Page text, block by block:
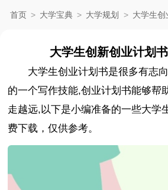
首页 > 大学宝典 > 大学规划 > 大学生创
大学生创新创业计划
大学生创业计划书是很多有志
的一个写作技能,创业计划书能够帮
走越远,以下是小编准备的一些大学
费下载，仅供参考。